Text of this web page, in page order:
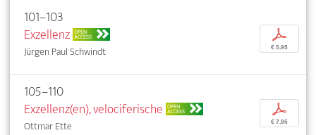
101–103
Exzellenz OPEN
ACCESS
Jürgen Paul Schwindt
p
€ 5,95
105–110
Exzellenz(en), velociferische OPEN
ACCESS
Ottmar Ette
p
€ 7,95